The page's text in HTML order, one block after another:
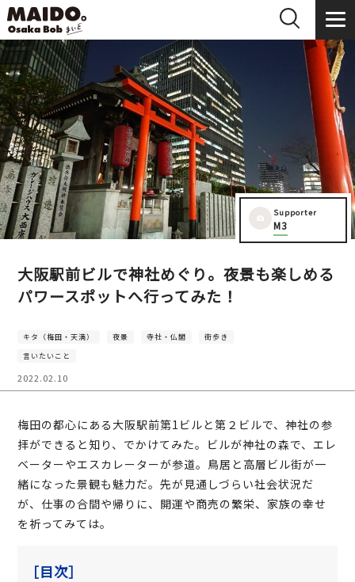
Supporter
M3
大阪駅前ビルで神社めぐり。夜景も楽しめる
パワースポットへ行ってみた！
キタ（梅田・天満） 夜景 寺社・仏閣
街歩き
言いたいこと
2022.02.10
梅田の都心にある大阪駅前第1ビルと第２ビルで、神社の参
拝ができると知り、でかけてみた。ビルが神社の森で、エレ
ベーターやエスカレーターが参道。鳥居と高層ビル街が一
緒になった景観も魅力だ。先が見通しづらい社会状況だ
が、仕事の合間や帰りに、開運や商売の繁栄、家族の幸せ
を祈ってみては。
［目次］